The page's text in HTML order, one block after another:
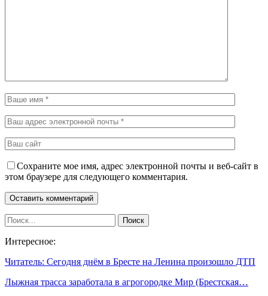
Сохраните мое имя, адрес электронной почты и веб-сайт в
этом браузере для следующего комментария.
Интересное:
Читатель: Сегодня днём в Бресте на Ленина произошло ДТП
Лыжная трасса заработала в агрогородке Мир (Брестская…